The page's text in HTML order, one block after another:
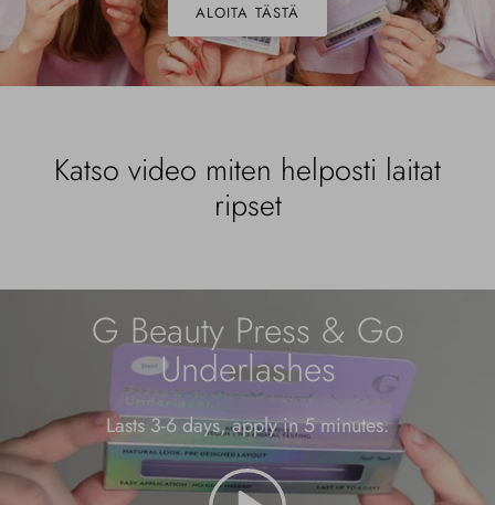
ALOITA TÄSTÄ
Katso video miten helposti laitat
ripset
G Beauty Press & Go
Underlashes
Lasts 3-6 days, apply in 5 minutes.
pelata